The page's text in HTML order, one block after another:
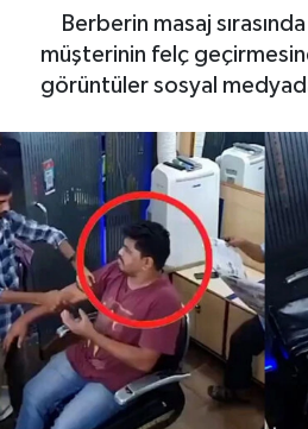
Berberin masaj
müşterinin felç
görüntüler sosyal